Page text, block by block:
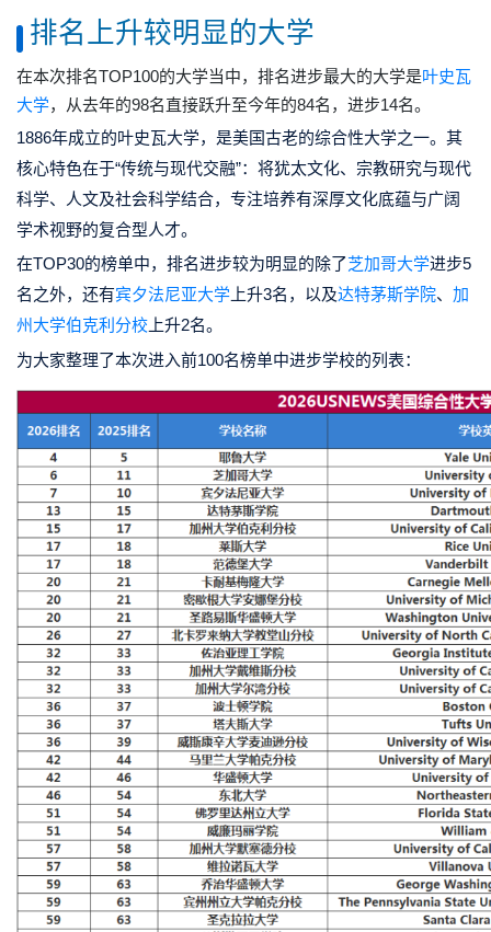
排名上升较明显的大学
在本次排名TOP100的大学当中， 排名进步最大的大学是叶史瓦
大学，从去年的98名直接跃升至今年的84名， 进步14名。
1886年成立的叶史瓦大学，是美国古老的综合性大学之一。其
核心特色在于“传统与现代交融”：将犹太文化、宗教研究与现代
科学、人文及社会科学结合，专注培养有深厚文化底蕴与广阔
学术视野的复合型人才。
在TOP30的榜单中，排名进步较为明显的除了芝加哥大学进步5
名之外，还有宾夕法尼亚大学上升3名，以及达特茅斯学院、 加
州大学伯克利分校上升2名。
为大家整理了本次进入前100名榜单中进步学校的列表：